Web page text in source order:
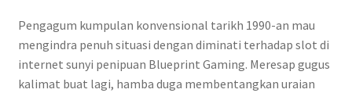
Pengagum kumpulan konvensional tarikh 1990-an mau
mengindra penuh situasi dengan diminati terhadap slot di
internet sunyi penipuan Blueprint Gaming. Meresap gugus
kalimat buat lagi, hamba duga membentangkan uraian